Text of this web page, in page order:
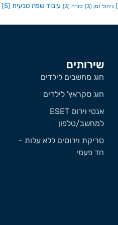
ניהול זמן (3) סורה (3) עיבוד שפה טבעית (5)
שירותים
חוג מחשבים לילדים
חוג סקראץ' לילדים
אנטי וירוס ESET
למחשב/טלפון
סריקת וירוסים ללא עלות -
חד פעמי